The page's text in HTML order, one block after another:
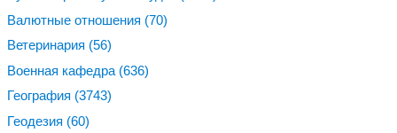
Валютные отношения (70)
Ветеринария (56)
Военная кафедра (636)
География (3743)
Геодезия (60)